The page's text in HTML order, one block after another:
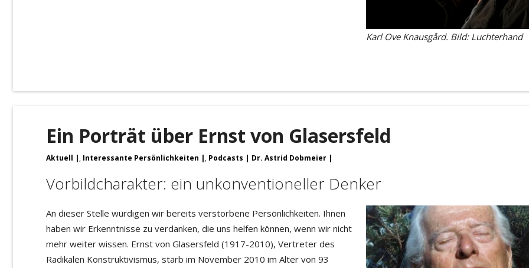
Karl Ove Knausgård. Bild: Luchterhand
Ein Porträt über Ernst von Glasersfeld
Aktuell , Interessante Persönlichkeiten , Podcasts Dr. Astrid Dobmeier
Vorbildcharakter: ein unkonventioneller Denker
An dieser Stelle würdigen wir bereits verstorbene Persönlichkeiten. Ihnen
haben wir Erkenntnisse zu verdanken, die uns helfen können, wenn wir nicht
mehr weiter wissen. Ernst von Glasersfeld (1917-2010), Vertreter des
Radikalen Konstruktivismus, starb im November 2010 im Alter von 93